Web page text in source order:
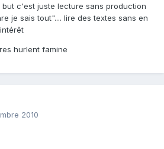
but c'est juste lecture sans production
je sais tout".... lire des textes sans en
hurlent famine
2010